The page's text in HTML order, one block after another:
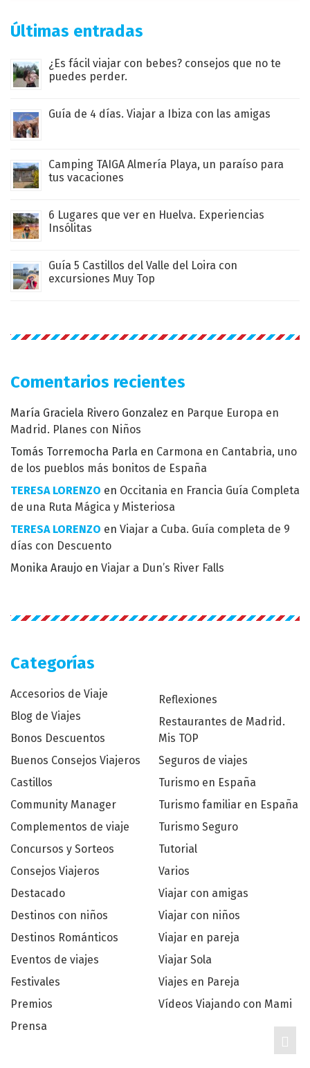
Últimas entradas
¿Es fácil viajar con bebes? consejos que no te
puedes perder.
Guía de 4 días. Viajar a Ibiza con las amigas
Camping TAIGA Almería Playa, un paraíso para
tus vacaciones
6 Lugares que ver en Huelva. Experiencias
Insólitas
Guía 5 Castillos del Valle del Loira con
excursiones Muy Top
Comentarios recientes
María Graciela Rivero Gonzalez en Parque Europa en
Madrid. Planes con Niños
Tomás Torremocha Parla en Carmona en Cantabria, uno
de los pueblos más bonitos de España
TERESA LORENZO en Occitania en Francia Guía Completa
de una Ruta Mágica y Misteriosa
TERESA LORENZO en Viajar a Cuba. Guía completa de 9
días con Descuento
Monika Araujo en Viajar a Dun’s River Falls
Categorías
Accesorios de Viaje
Blog de Viajes
Bonos Descuentos
Buenos Consejos Viajeros
Castillos
Community Manager
Complementos de viaje
Concursos y Sorteos
Consejos Viajeros
Destacado
Destinos con niños
Destinos Románticos
Eventos de viajes
Festivales
Premios
Prensa
Reflexiones
Restaurantes de Madrid.
Mis TOP
Seguros de viajes
Turismo en España
Turismo familiar en España
Turismo Seguro
Tutorial
Varios
Viajar con amigas
Viajar con niños
Viajar en pareja
Viajar Sola
Viajes en Pareja
Vídeos Viajando con Mami